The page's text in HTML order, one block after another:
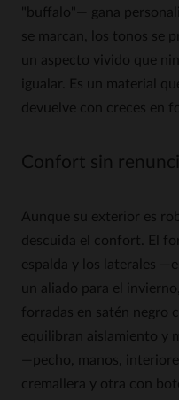
"buffalo"— gana
se marcan, los tonos se
un aspecto vivido que
igualar. Es un material
devuelve con creces en
Confort sin
Aunque su exterior es
descuida el confort. El
espalda y los laterales
un aliado para el
forradas en satén negro
equilibran aislamiento y
—pecho, manos,
cremallera y otra con